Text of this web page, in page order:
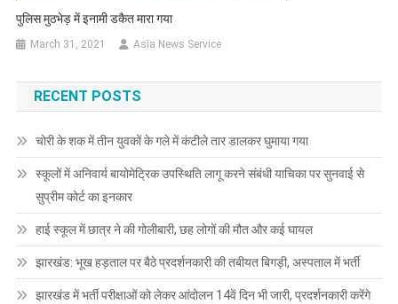
पुलिस मुठभेड़ में इनामी डकैत मारा गया
March 31, 2021 Asia News Service
RECENT POSTS
चोरी के शक में तीन युवकों के गले में कंटीले तार डालकर घुमाया गया
स्कूलों में अनिवार्य बायोमेट्रिक उपस्थिति लागू करने संबंधी याचिका पर सुनवाई से
सुप्रीम कोर्ट का इनकार
हाई स्कूल में छात्र ने की गोलीबारी, छह लोगों की मौत और कई घायल
झारखंड: भूख हड़ताल पर बैठे प्रदर्शनकारी की तबीयत बिगड़ी, अस्पताल में भर्ती
झारखंड में भर्ती परीक्षाओं को लेकर आंदोलन 14वें दिन भी जारी, प्रदर्शनकारी करेंगे